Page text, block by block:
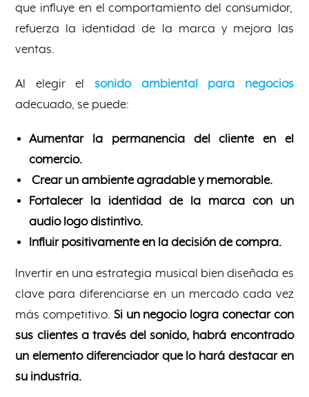
que influye en el comportamiento del consumidor,
refuerza la identidad de la marca y mejora las
ventas.
Al elegir el sonido ambiental para negocios
adecuado, se puede:
Aumentar la permanencia del cliente en el
comercio.
Crear un ambiente agradable y memorable.
Fortalecer la identidad de la marca con un
audio logo distintivo.
Influir positivamente en la decisión de compra.
Invertir en una estrategia musical bien diseñada es
clave para diferenciarse en un mercado cada vez
más competitivo. Si un negocio logra conectar con
sus clientes a través del sonido, habrá encontrado
un elemento diferenciador que lo hará destacar en
su industria.